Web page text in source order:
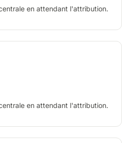
en attendant l'attribution.
en attendant l'attribution.